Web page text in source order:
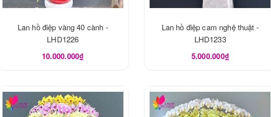
Lan hồ điệp vàng 40 cành -
LHD1226
10.000.000₫
Lan hồ điệp cam nghệ thuật -
LHD1233
5.000.000₫